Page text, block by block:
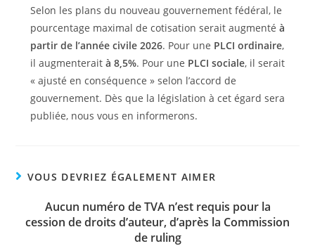
Selon les plans du nouveau gouvernement fédéral, le
pourcentage maximal de cotisation serait augmenté à
partir de l’année civile 2026. Pour une PLCI ordinaire,
il augmenterait à 8,5%. Pour une PLCI sociale, il serait
« ajusté en conséquence » selon l’accord de
gouvernement. Dès que la législation à cet égard sera
publiée, nous vous en informerons.
VOUS DEVRIEZ ÉGALEMENT AIMER
Aucun numéro de TVA n’est requis pour la
cession de droits d’auteur, d’après la Commission
de ruling